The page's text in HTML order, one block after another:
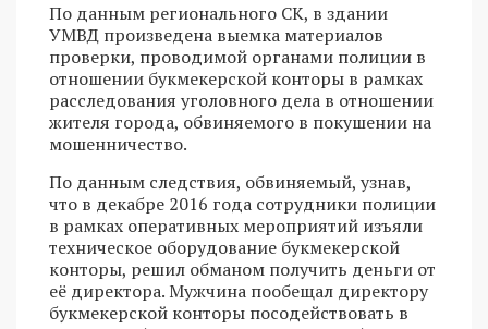
По данным регионального СК, в здании
УМВД произведена выемка материалов
проверки, проводимой органами полиции в
отношении букмекерской конторы в рамках
расследования уголовного дела в отношении
жителя города, обвиняемого в покушении на
мошенничество.
По данным следствия, обвиняемый, узнав,
что в декабре 2016 года сотрудники полиции
в рамках оперативных мероприятий изъяли
техническое оборудование букмекерской
конторы, решил обманом получить деньги от
её директора. Мужчина пообещал директору
букмекерской конторы посодействовать в